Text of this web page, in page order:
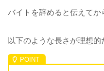
バイトを辞めると伝えてか
以下のような長さが理想的